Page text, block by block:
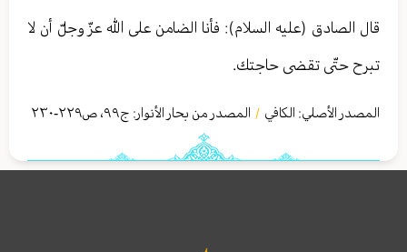
قال الصادق (عليه السلام): فأنا الضامن على الله عزّ وجلّ أن لا
تبرح حتّى تقضى حاجتك.
المصدر الأصلي: الكافي / المصدر من بحار الأنوار: ج٩٩، ص٢٢٩-٢٣٠